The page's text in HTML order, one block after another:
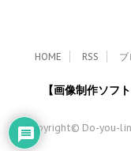
HOME RSS
【画像制作ソフ
Copyright© Do-you-